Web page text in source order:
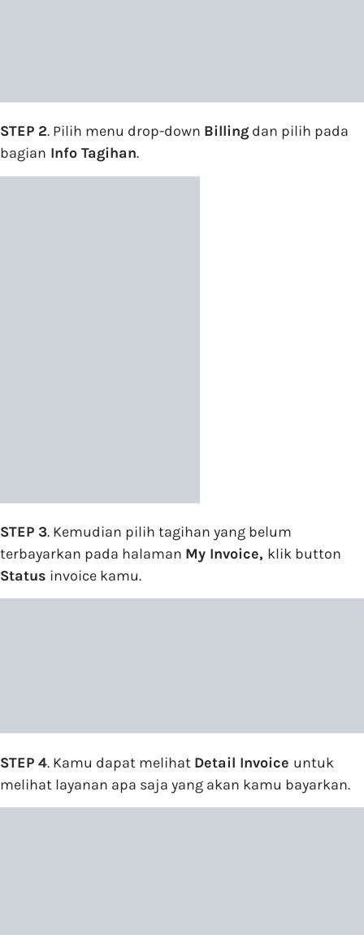
STEP 2. Pilih menu drop-down Billing dan pilih pada
bagian Info Tagihan.
STEP 3. Kemudian pilih tagihan yang belum
terbayarkan pada halaman My Invoice, klik button
Status invoice kamu.
STEP 4. Kamu dapat melihat Detail Invoice untuk
melihat layanan apa saja yang akan kamu bayarkan.